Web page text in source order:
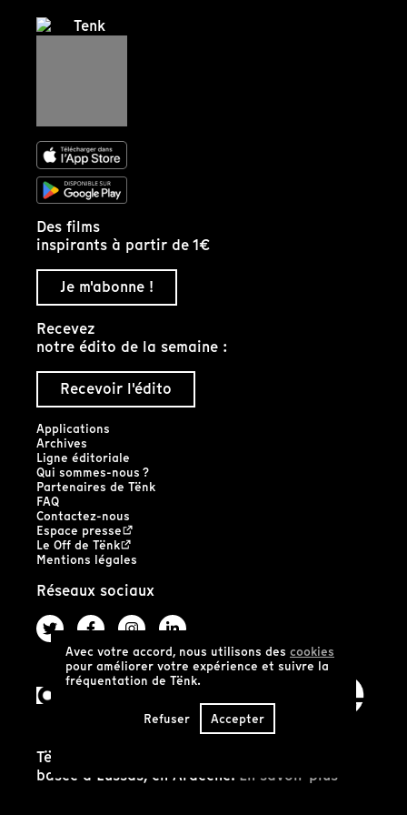
Avec votre accord, nous utilisons des cookies
pour améliorer votre expérience et suivre la
fréquentation de Tënk.
Refuser Accepter
Des films
inspirants à partir de 1€
Je m'abonne !
Recevez
notre édito de la semaine :
Recevoir l'édito
Applications
Archives
Ligne éditoriale
Qui sommes-nous ?
Partenaires de Tënk
FAQ
Contactez-nous
Espace presse
Le Off de Tënk
Mentions légales
Réseaux sociaux
Tënk est édité par la coopérative SCIC Tënk
basée à Lussas, en Ardèche. En savoir plus